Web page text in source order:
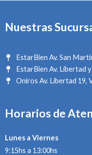
Nuestras
EstarBien Av. San
EstarBien Av. Libertad
Oniros Av. Libertad 19,
Horarios de
Lunes a Viernes
9:15hs a 13:00hs